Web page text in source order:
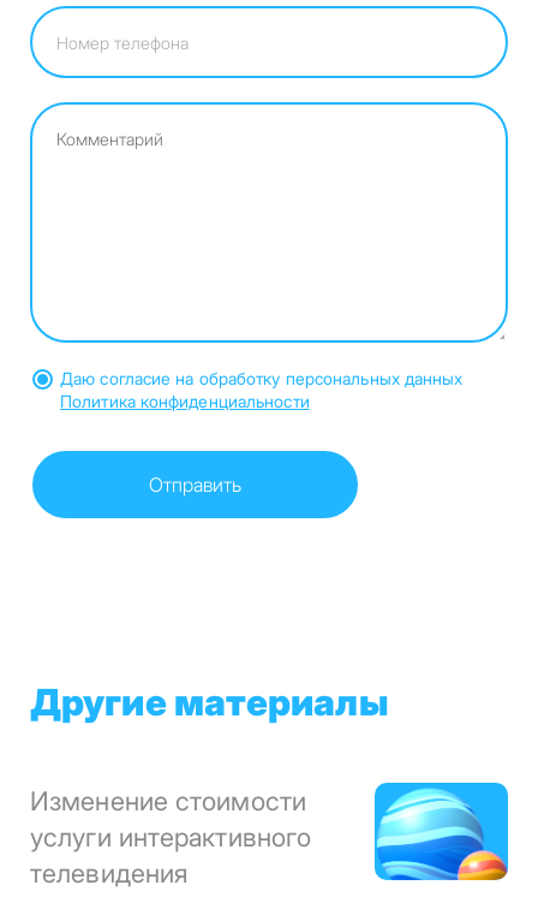
Даю согласие на обработку персональных данных
Политика конфиденциальности
Другие материалы
Изменение стоимости
услуги интерактивного
телевидения